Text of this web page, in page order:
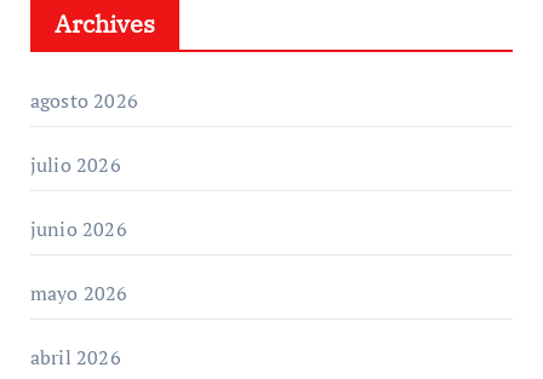
Archives
agosto 2026
julio 2026
junio 2026
mayo 2026
abril 2026